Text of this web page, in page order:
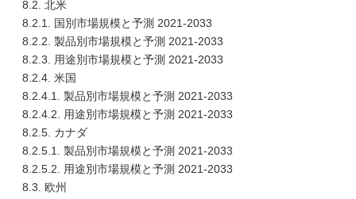
8.2. 北米
8.2.1. 国別市場規模と予測 2021-2033
8.2.2. 製品別市場規模と予測 2021-2033
8.2.3. 用途別市場規模と予測 2021-2033
8.2.4. 米国
8.2.4.1. 製品別市場規模と予測 2021-2033
8.2.4.2. 用途別市場規模と予測 2021-2033
8.2.5. カナダ
8.2.5.1. 製品別市場規模と予測 2021-2033
8.2.5.2. 用途別市場規模と予測 2021-2033
8.3. 欧州